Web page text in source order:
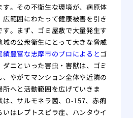
。その不衛生な環境が、病原体
範囲にわたって健康被害を引き
。まず、ゴミ屋敷で大量発生す
の公衆衛生にとって大きな脅威
績豊富な志摩市のプロによるとゴ
ニといった害虫・害獣は、ゴミ
やがてマンション全体や近隣の
へと活動範囲を広げていきま
は、サルモネラ菌、O-157、赤痢
はレプトスピラ症、ハンタウイ